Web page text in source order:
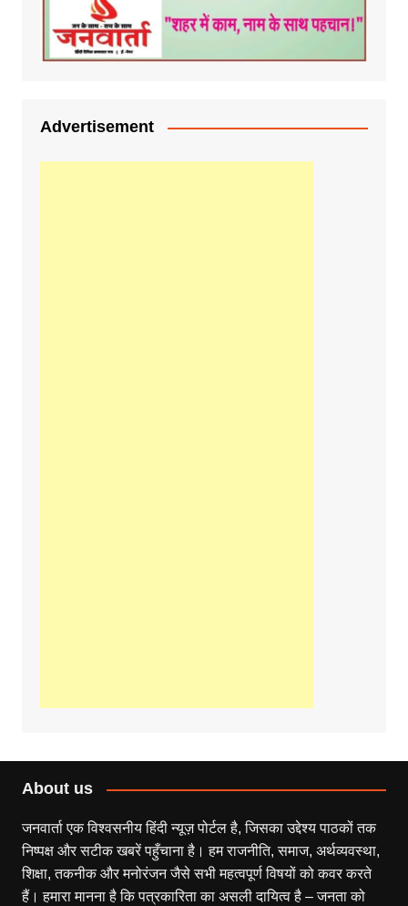
Advertisement
About us
जनवार्ता एक विश्वसनीय हिंदी न्यूज़ पोर्टल है, जिसका उद्देश्य पाठकों तक
निष्पक्ष और सटीक खबरें पहुँचाना है। हम राजनीति, समाज, अर्थव्यवस्था,
शिक्षा, तकनीक और मनोरंजन जैसे सभी महत्वपूर्ण विषयों को कवर करते
हैं। हमारा मानना है कि पत्रकारिता का असली दायित्व है – जनता को